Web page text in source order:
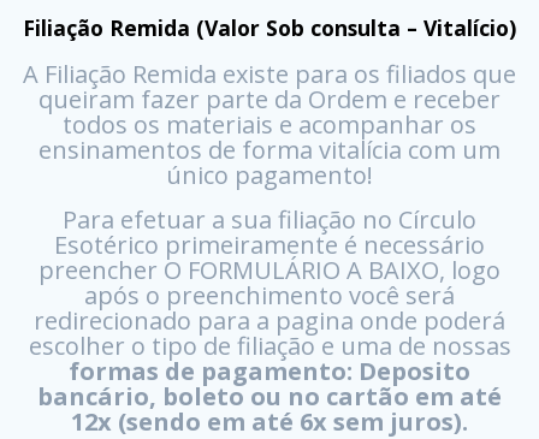
Filiação Remida (Valor Sob consulta – Vitalício)
A Filiação Remida existe para os filiados que
queiram fazer parte da Ordem e receber
todos os materiais e acompanhar os
ensinamentos de forma vitalícia com um
único pagamento!
Para efetuar a sua filiação no Círculo
Esotérico primeiramente é necessário
preencher O FORMULÁRIO A BAIXO, logo
após o preenchimento você será
redirecionado para a pagina onde poderá
escolher o tipo de filiação e uma de nossas
formas de pagamento: Deposito
bancário, boleto ou no cartão em até
12x (sendo em até 6x sem juros).